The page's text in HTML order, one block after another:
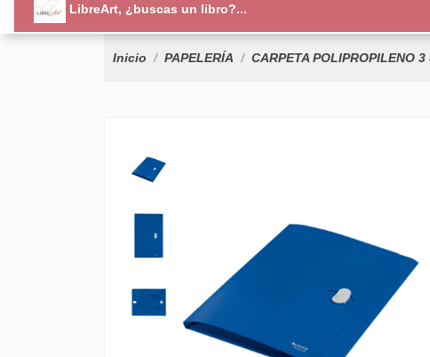
LibreArt, ¿buscas un libro?...
Inicio PAPELERÍA CARPETA POLIPROPILENO